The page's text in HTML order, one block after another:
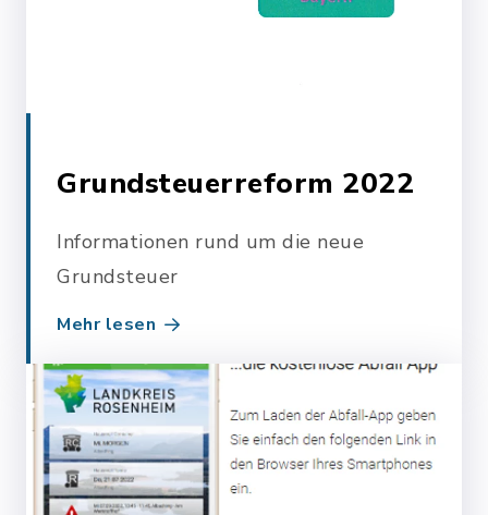
Grundsteuerreform 2022
Informationen rund um die neue
Grundsteuer
Mehr lesen